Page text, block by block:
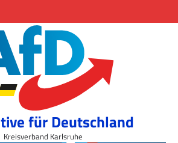
für Deutschland
Kreisverband Karlsruhe